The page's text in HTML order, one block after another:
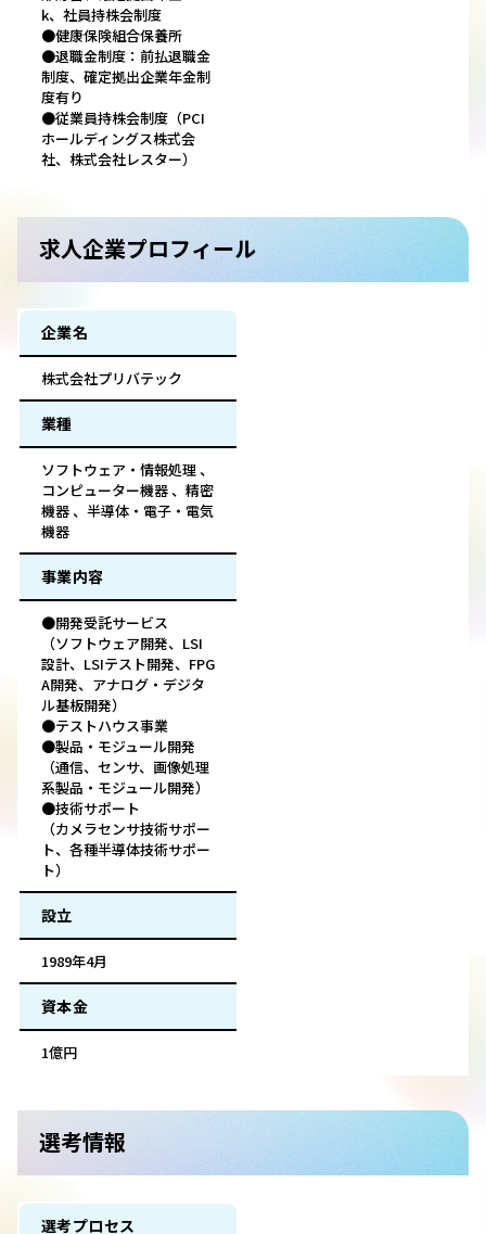
k、社員持株会制度
●健康保険組合保養所
●退職金制度：前払退職金
制度、確定拠出企業年金制
度有り
●従業員持株会制度（PCI
ホールディングス株式会
社、株式会社レスター）
求人企業プロフィール
企業名
株式会社プリバテック
業種
ソフトウェア・情報処理 、
コンピューター機器 、精密
機器 、半導体・電子・電気
機器
事業内容
●開発受託サービス
（ソフトウェア開発、LSI
設計、LSIテスト開発、FPG
A開発、アナログ・デジタ
ル基板開発）
●テストハウス事業
●製品・モジュール開発
（通信、センサ、画像処理
系製品・モジュール開発）
●技術サポート
（カメラセンサ技術サポー
ト、各種半導体技術サポー
ト）
設立
1989年4月
資本金
1億円
選考情報
選考プロセス